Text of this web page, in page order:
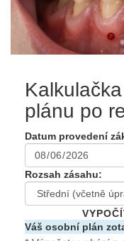
plánu po
Datum provedení
Rozsah zásahu:
Váš osobní plán